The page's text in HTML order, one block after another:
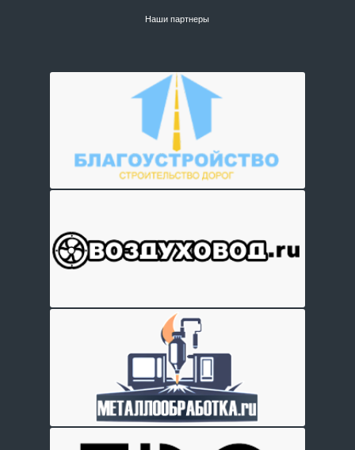
Наши партнеры